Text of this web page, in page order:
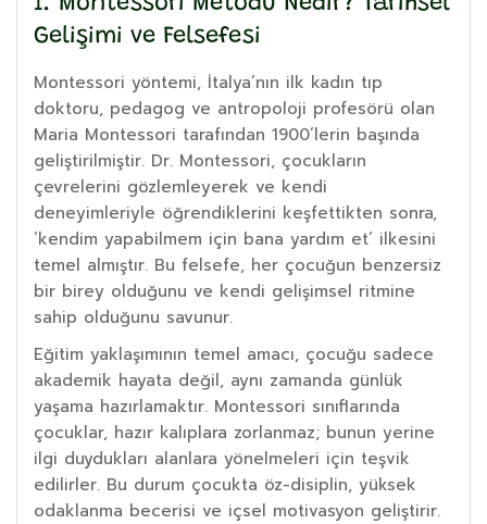
Gelişimi ve Felsefesi
Montessori yöntemi, İtalya’nın ilk kadın tıp
doktoru, pedagog ve antropoloji profesörü olan
Maria Montessori tarafından 1900’lerin başında
geliştirilmiştir. Dr. Montessori, çocukların
çevrelerini gözlemleyerek ve kendi
deneyimleriyle öğrendiklerini keşfettikten sonra,
‘kendim yapabilmem için bana yardım et’ ilkesini
temel almıştır. Bu felsefe, her çocuğun benzersiz
bir birey olduğunu ve kendi gelişimsel ritmine
sahip olduğunu savunur.
Eğitim yaklaşımının temel amacı, çocuğu sadece
akademik hayata değil, aynı zamanda günlük
yaşama hazırlamaktır. Montessori sınıflarında
çocuklar, hazır kalıplara zorlanmaz; bunun yerine
ilgi duydukları alanlara yönelmeleri için teşvik
edilirler. Bu durum çocukta öz-disiplin, yüksek
odaklanma becerisi ve içsel motivasyon geliştirir.